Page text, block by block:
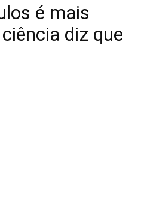
é mais
diz que